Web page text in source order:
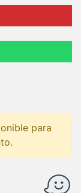
para